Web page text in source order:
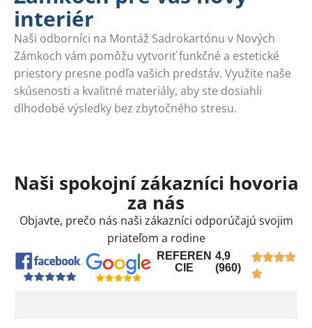
interiér
Naši odborníci na Montáž Sadrokartónu v Nových
Zámkoch vám pomôžu vytvoriť funkčné a estetické
priestory presne podľa vašich predstáv. Využite naše
skúsenosti a kvalitné materiály, aby ste dosiahli
dlhodobé výsledky bez zbytočného stresu.
Naši spokojní zákazníci hovoria
za nás
Objavte, prečo nás naši zákazníci odporúčajú svojim
priateľom a rodine
REFEREN
CIE
4,9
(960)